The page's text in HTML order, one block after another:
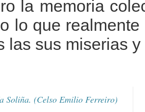
la memoria
lo que
las sus miserias
Soliña. (Celso Emilio Ferreiro)